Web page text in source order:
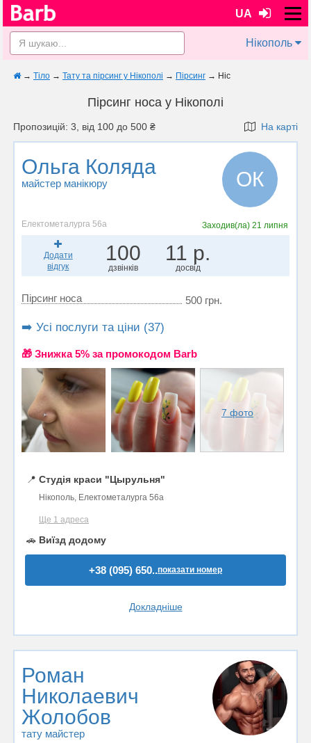
UA
Нікополь
→ Тіло → Тату та пірсинг у Нікополі → Пірсинг → Ніс
Пірсинг носа у Нікополі
Пропозицій: 3, від 100 до 500 ₴ На карті
Ольга Коляда
майстер манікюру ОК
Електометалурга 56а Заходив(ла) 21 липня
Додати
відгук
100
дзвінків
11 р.
досвід
Пірсинг носа 500 грн.
➡️ Усі послуги та ціни (37)
🎁 Знижка 5% за промокодом Barb
7 фото
📍 Студія краси "Цырульня"
Нікополь, Електометалурга 56а
Ще 1 адреса
🚗 Виїзд додому
+38 (095) 650..показати номер
Докладніше
Роман
Николаевич
Жолобов
тату майстер